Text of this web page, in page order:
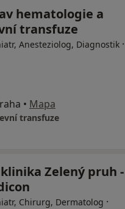
hematologie a
transfuze
Anesteziolog, Diagnostik ·
• Mapa
transfuze
Zelený pruh -
Chirurg, Dermatolog ·